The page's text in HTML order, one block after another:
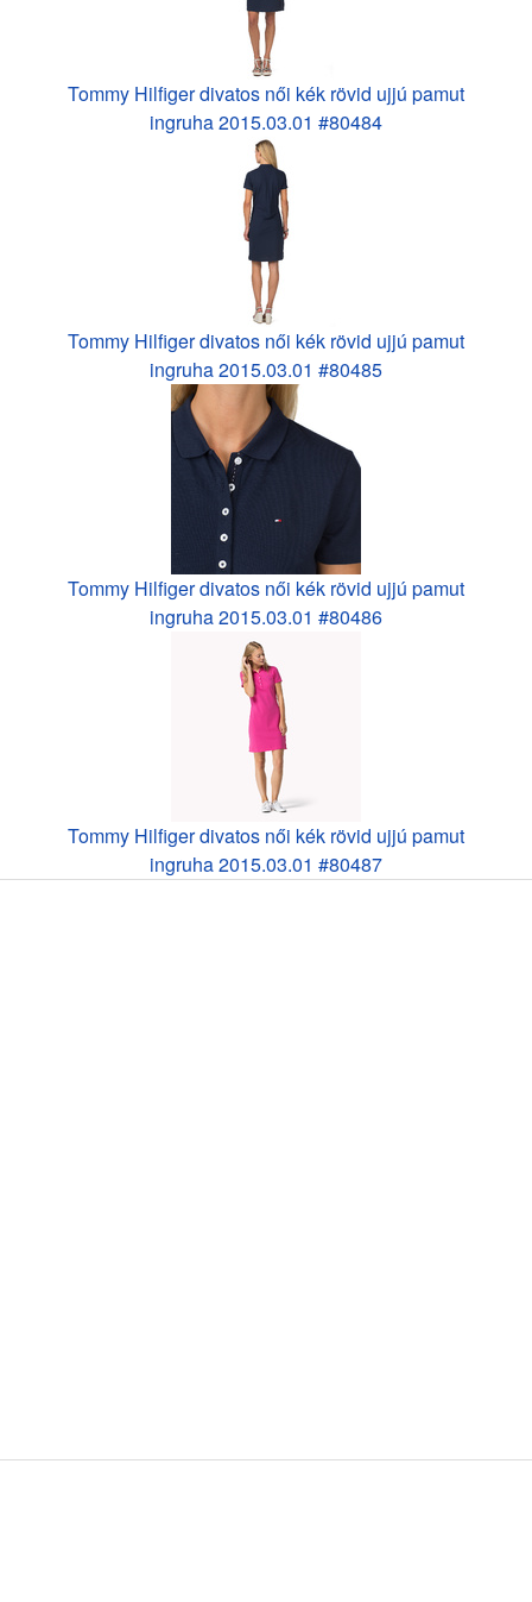
Tommy Hilfiger divatos női kék rövid ujjú pamut
ingruha 2015.03.01 #80484
Tommy Hilfiger divatos női kék rövid ujjú pamut
ingruha 2015.03.01 #80485
Tommy Hilfiger divatos női kék rövid ujjú pamut
ingruha 2015.03.01 #80486
Tommy Hilfiger divatos női kék rövid ujjú pamut
ingruha 2015.03.01 #80487